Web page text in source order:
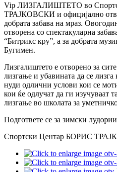
Vip ЛИЗГАЛИШТЕТО во
ТРАЈКОВСКИ и официјално
добрата забава на мраз.
отворена со спектакуларна
“Битрикс кру”, а за добрата
Бугимен.
Лизгалиштето е отворено за
лизгање и убавината да се
нуди одлични услови кои се
кои ќе одлучат да ги изучуваат
лизгање во школата за
Подгответе се за зимски
Спортски Центар БОРИС